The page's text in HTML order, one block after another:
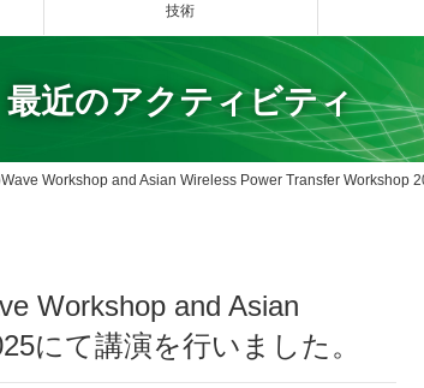
技術
最近のアクティビティ
Workshop and Asian Wireless Power Transfer Workshop
Workshop and Asian
にて講演を行いました。